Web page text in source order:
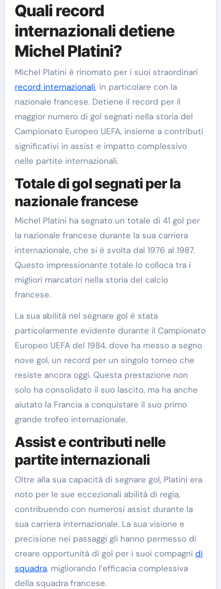
Quali record
internazionali detiene
Michel Platini?
Michel Platini è rinomato per i suoi straordinari
record internazionali, in particolare con la
nazionale francese. Detiene il record per il
maggior numero di gol segnati nella storia del
Campionato Europeo UEFA, insieme a contributi
significativi in assist e impatto complessivo
nelle partite internazionali.
Totale di gol segnati per la
nazionale francese
Michel Platini ha segnato un totale di 41 gol per
la nazionale francese durante la sua carriera
internazionale, che si è svolta dal 1976 al 1987.
Questo impressionante totale lo colloca tra i
migliori marcatori nella storia del calcio
francese.
La sua abilità nel segnare gol è stata
particolarmente evidente durante il Campionato
Europeo UEFA del 1984, dove ha messo a segno
nove gol, un record per un singolo torneo che
resiste ancora oggi. Questa prestazione non
solo ha consolidato il suo lascito, ma ha anche
aiutato la Francia a conquistare il suo primo
grande trofeo internazionale.
Assist e contributi nelle
partite internazionali
Oltre alla sua capacità di segnare gol, Platini era
noto per le sue eccezionali abilità di regia,
contribuendo con numerosi assist durante la
sua carriera internazionale. La sua visione e
precisione nei passaggi gli hanno permesso di
creare opportunità di gol per i suoi compagni di
squadra, migliorando l’efficacia complessiva
della squadra francese.